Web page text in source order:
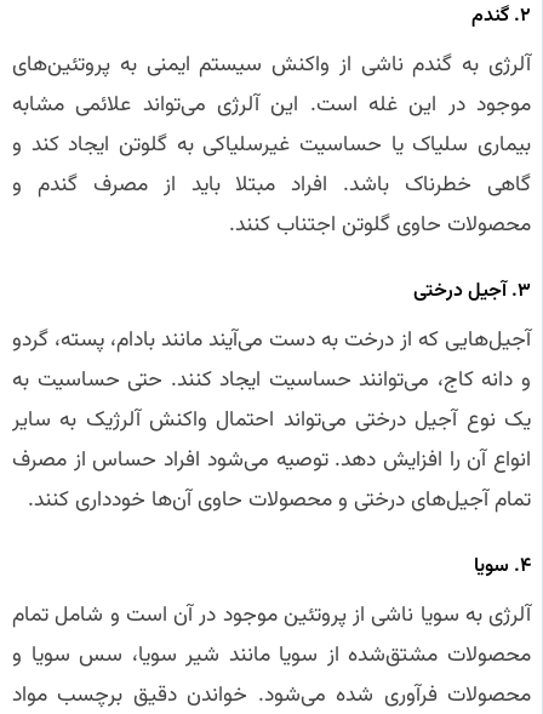
۲. گندم
آلرژی به گندم ناشی از واکنش سیستم ایمنی به پروتئین‌های
موجود در این غله است. این آلرژی می‌تواند علائمی مشابه
بیماری سلیاک یا حساسیت غیرسلیاکی به گلوتن ایجاد کند و
گاهی خطرناک باشد. افراد مبتلا باید از مصرف گندم و
محصولات حاوی گلوتن اجتناب کنند.
۳. آجیل درختی
آجیل‌هایی که از درخت به دست می‌آیند مانند بادام، پسته، گردو
و دانه کاج، می‌توانند حساسیت ایجاد کنند. حتی حساسیت به
یک نوع آجیل درختی می‌تواند احتمال واکنش آلرژیک به سایر
انواع آن را افزایش دهد. توصیه می‌شود افراد حساس از مصرف
تمام آجیل‌های درختی و محصولات حاوی آن‌ها خودداری کنند.
۴. سویا
آلرژی به سویا ناشی از پروتئین موجود در آن است و شامل تمام
محصولات مشتق‌شده از سویا مانند شیر سویا، سس سویا و
محصولات فرآوری شده می‌شود. خواندن دقیق برچسب مواد